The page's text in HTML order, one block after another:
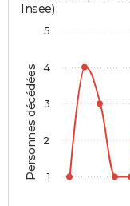
Personnes décédées
Insee)
1
2
3
4
5